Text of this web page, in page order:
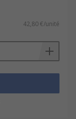
42,80 €/unité